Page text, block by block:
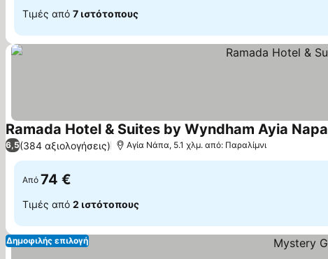
Τιμές από 7 ιστότοπους
Ramada Hotel & Suites by Wyndham Ayia Napa
6,5(384 αξιολογήσεις) Αγία Νάπα, 5.1 χλμ. από: Παραλίμνι
Από 74 €
Τιμές από 2 ιστότοπους
Δημοφιλής επιλογή